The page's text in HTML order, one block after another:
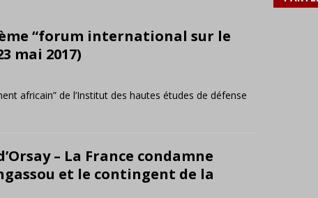
“forum international sur le
mai 2017)
africain” de l’Institut des hautes études de défense
– La France condamne
et le contingent de la